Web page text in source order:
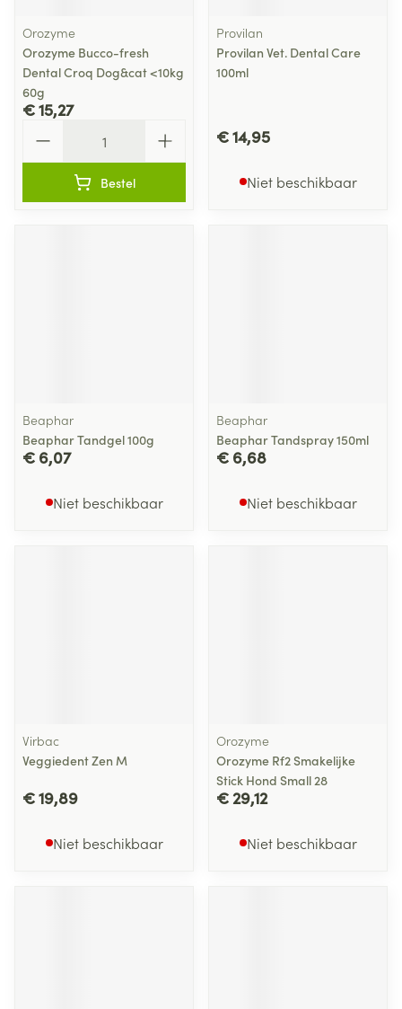
Orozyme
Orozyme Bucco-fresh
Dental Croq Dog&cat <10kg
60g
€ 15,27
Bestel
Provilan
Provilan Vet. Dental Care
100ml
€ 14,95
Niet beschikbaar
Beaphar
Beaphar Tandgel 100g
€ 6,07
Niet beschikbaar
Beaphar
Beaphar Tandspray 150ml
€ 6,68
Niet beschikbaar
Virbac
Veggiedent Zen M
€ 19,89
Niet beschikbaar
Orozyme
Orozyme Rf2 Smakelijke
Stick Hond Small 28
€ 29,12
Niet beschikbaar